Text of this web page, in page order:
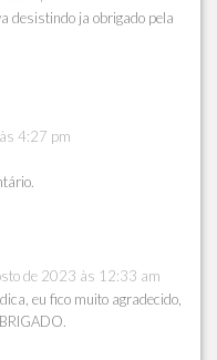
desistindo ja obrigado pela
4:27 pm
de 2023 às 12:33 am
eu fico muito agradecido,